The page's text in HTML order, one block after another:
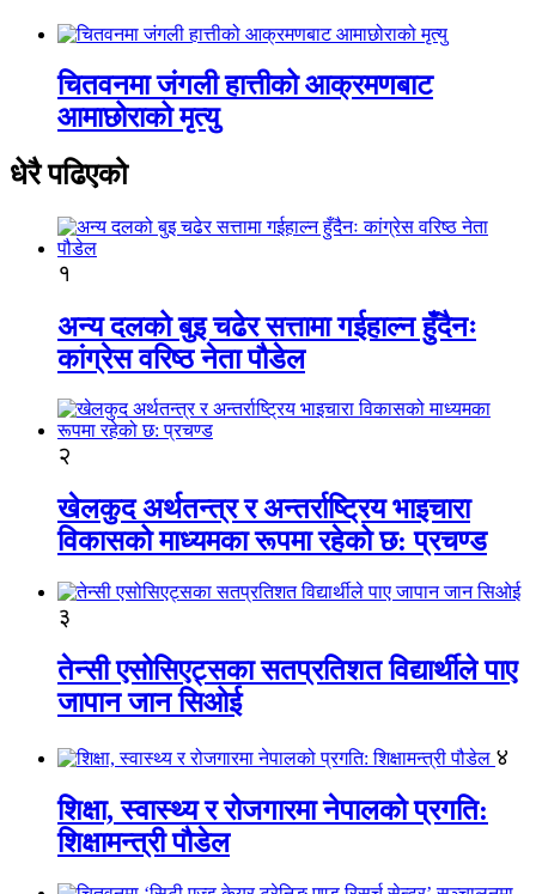
चितवनमा जंगली हात्तीको आक्रमणबाट
आमाछोराको मृत्यु
धेरै पढिएको
१
अन्य दलको बुइ चढेर सत्तामा गईहाल्न हुँदैनः
कांग्रेस वरिष्ठ नेता पौडेल
२
खेलकुद अर्थतन्त्र र अन्तर्राष्ट्रिय भाइचारा
विकासको माध्यमका रूपमा रहेको छ: प्रचण्ड
३
तेन्सी एसोसिएट्सका सतप्रतिशत विद्यार्थीले पाए
जापान जान सिओई
४
शिक्षा, स्वास्थ्य र रोजगारमा नेपालको प्रगति:
शिक्षामन्त्री पौडेल